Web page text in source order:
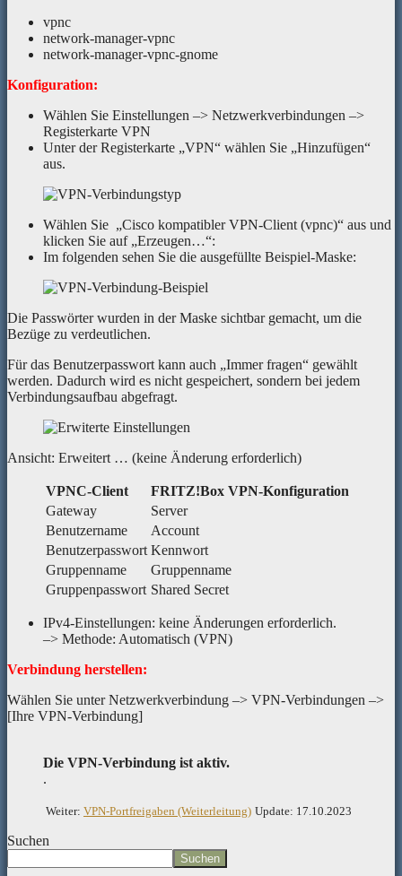
vpnc
network-manager-vpnc
network-manager-vpnc-gnome
Konfiguration:
Wählen Sie Einstellungen –> Netzwerkverbindungen –>
Registerkarte VPN
Unter der Registerkarte „VPN“ wählen Sie „Hinzufügen“
aus.
Wählen Sie „Cisco kompatibler VPN-Client (vpnc)“ aus und
klicken Sie auf „Erzeugen…“:
Im folgenden sehen Sie die ausgefüllte Beispiel-Maske:
Die Passwörter wurden in der Maske sichtbar gemacht, um die
Bezüge zu verdeutlichen.
Für das Benutzerpasswort kann auch „Immer fragen“ gewählt
werden. Dadurch wird es nicht gespeichert, sondern bei jedem
Verbindungsaufbau abgefragt.
Ansicht: Erweitert … (keine Änderung erforderlich)
VPNC-Client
FRITZ!Box VPN-Konfiguration
Gateway
Server
Benutzername
Account
Benutzerpasswort Kennwort
Gruppenname
Gruppenname
Gruppenpasswort Shared Secret
IPv4-Einstellungen: keine Änderungen erforderlich.
–> Methode: Automatisch (VPN)
Verbindung herstellen:
Wählen Sie unter Netzwerkverbindung –> VPN-Verbindungen –>
[Ihre VPN-Verbindung]
Die VPN-Verbindung ist aktiv.
.
Weiter: VPN-Portfreigaben (Weiterleitung) Update: 17.10.2023
Suchen
Suchen